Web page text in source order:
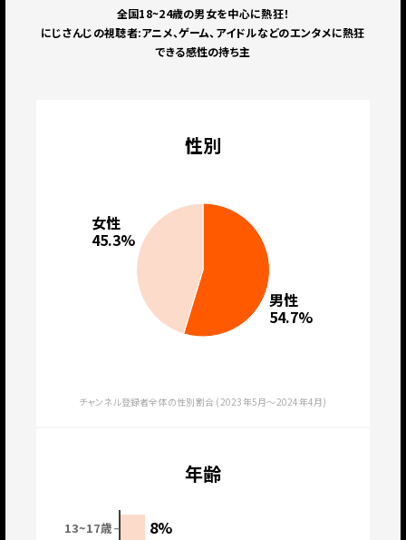
全国18~24歳の男女を中心に熱狂！
にじさんじの視聴者:アニメ、ゲーム、アイドルなどのエンタメに熱狂
できる感性の持ち主
性別
男性
54.7%
女性
45.3%
チャンネル登録者全体の性別割合 (2023年5月〜2024年4月)
年齢
8%
13~17歳